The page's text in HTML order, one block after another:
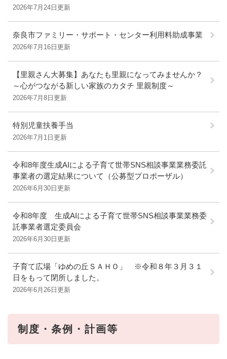
2026年7月24日更新
奈良市ファミリー・サポート・センター利用料助成事業
2026年7月16日更新
【里親さん大募集】あなたも里親になってみませんか？
～心がつながる新しい家族のカタチ 里親制度～
2026年7月8日更新
特別児童扶養手当
2026年7月1日更新
令和8年度生成AIによる子育て世帯SNS相談事業業務委託
事業者の選定結果について（公募型プロポーザル）
2026年6月30日更新
令和8年度 生成AIによる子育て世帯SNS相談事業業務委
託事業者選定委員会
2026年6月30日更新
子育て広場「ゆめの丘ＳＡＨＯ」 ※令和８年３月３１
日をもって閉所しました。
2026年6月26日更新
制度・条例・計画等